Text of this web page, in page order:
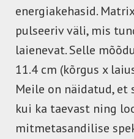
energiakehasid.
pulseeriv väli, mis
laienevat. Selle
11.4 cm (kõrgus x
Meile on näidatud, et
kui ka taevast ning
mitmetasandilise